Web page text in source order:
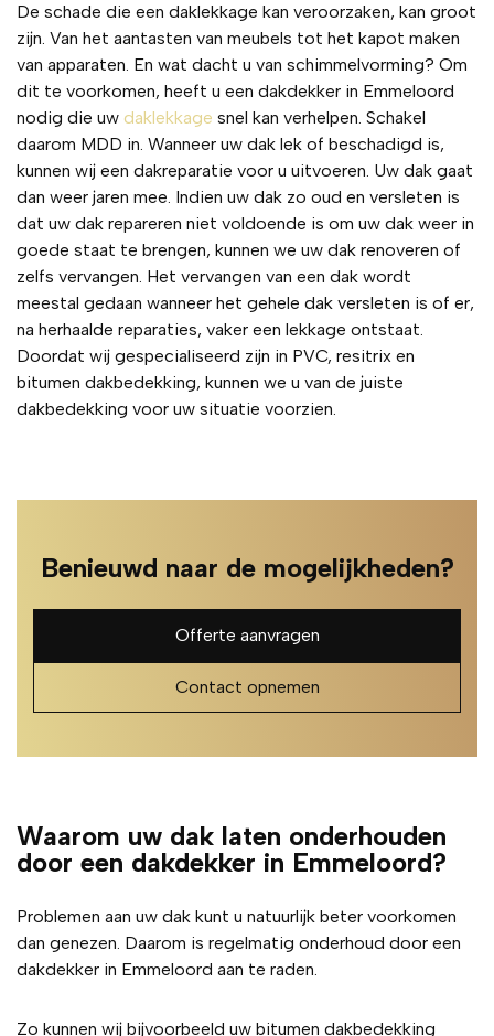
De schade die een daklekkage kan veroorzaken, kan groot
zijn. Van het aantasten van meubels tot het kapot maken
van apparaten. En wat dacht u van schimmelvorming? Om
dit te voorkomen, heeft u een dakdekker in Emmeloord
nodig die uw daklekkage snel kan verhelpen. Schakel
daarom MDD in. Wanneer uw dak lek of beschadigd is,
kunnen wij een dakreparatie voor u uitvoeren. Uw dak gaat
dan weer jaren mee. Indien uw dak zo oud en versleten is
dat uw dak repareren niet voldoende is om uw dak weer in
goede staat te brengen, kunnen we uw dak renoveren of
zelfs vervangen. Het vervangen van een dak wordt
meestal gedaan wanneer het gehele dak versleten is of er,
na herhaalde reparaties, vaker een lekkage ontstaat.
Doordat wij gespecialiseerd zijn in PVC, resitrix en
bitumen dakbedekking, kunnen we u van de juiste
dakbedekking voor uw situatie voorzien.
Benieuwd naar de mogelijkheden?
Offerte aanvragen
Contact opnemen
Waarom uw dak laten onderhouden
door een dakdekker in Emmeloord?
Problemen aan uw dak kunt u natuurlijk beter voorkomen
dan genezen. Daarom is regelmatig onderhoud door een
dakdekker in Emmeloord aan te raden.
Zo kunnen wij bijvoorbeeld uw bitumen dakbedekking